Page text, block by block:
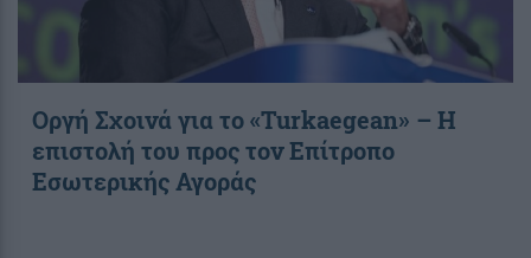
Οργή Σχοινά για το «Turkaegean» – Η
επιστολή του προς τον Επίτροπο
Εσωτερικής Αγοράς